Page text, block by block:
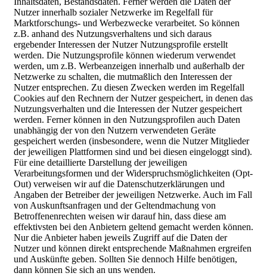
Nutzer innerhalb sozialer Netzwerke im Regelfall für
Marktforschungs- und Werbezwecke verarbeitet. So können
z.B. anhand des Nutzungsverhaltens und sich daraus
ergebender Interessen der Nutzer Nutzungsprofile erstellt
werden. Die Nutzungsprofile können wiederum verwendet
werden, um z.B. Werbeanzeigen innerhalb und außerhalb der
Netzwerke zu schalten, die mutmaßlich den Interessen der
Nutzer entsprechen. Zu diesen Zwecken werden im Regelfall
Cookies auf den Rechnern der Nutzer gespeichert, in denen das
Nutzungsverhalten und die Interessen der Nutzer gespeichert
werden. Ferner können in den Nutzungsprofilen auch Daten
unabhängig der von den Nutzern verwendeten Geräte
gespeichert werden (insbesondere, wenn die Nutzer Mitglieder
der jeweiligen Plattformen sind und bei diesen eingeloggt sind).
Für eine detaillierte Darstellung der jeweiligen
Verarbeitungsformen und der Widerspruchsmöglichkeiten (Opt-
Out) verweisen wir auf die Datenschutzerklärungen und
Angaben der Betreiber der jeweiligen Netzwerke. Auch im Fall
von Auskunftsanfragen und der Geltendmachung von
Betroffenenrechten weisen wir darauf hin, dass diese am
effektivsten bei den Anbietern geltend gemacht werden können.
Nur die Anbieter haben jeweils Zugriff auf die Daten der
Nutzer und können direkt entsprechende Maßnahmen ergreifen
und Auskünfte geben. Sollten Sie dennoch Hilfe benötigen,
dann können Sie sich an uns wenden.